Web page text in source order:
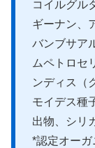
コイルグル
ギーナン、
バンブサア
ムペトロセ
ンディス（
モイデス種
出物、シリ
*認定オーガ